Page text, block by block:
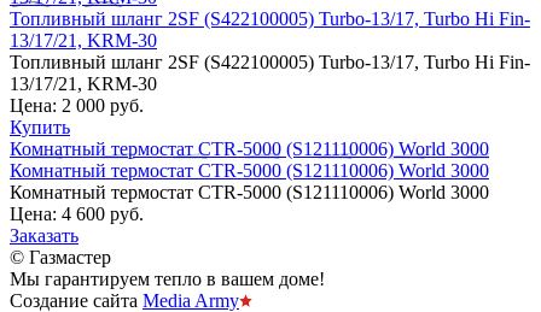
Топливный шланг 2SF (S422100005) Turbo-13/17, Turbo Hi Fin-
13/17/21, KRM-30
Топливный шланг 2SF (S422100005) Turbo-13/17, Turbo Hi Fin-
13/17/21, KRM-30
Цена: 2 000 руб.
Купить
Комнатный термостат CTR-5000 (S121110006) World 3000
Комнатный термостат CTR-5000 (S121110006) World 3000
Комнатный термостат CTR-5000 (S121110006) World 3000
Цена: 4 600 руб.
Заказать
© Газмастер
Мы гарантируем тепло в вашем доме!
Создание сайта Media Army